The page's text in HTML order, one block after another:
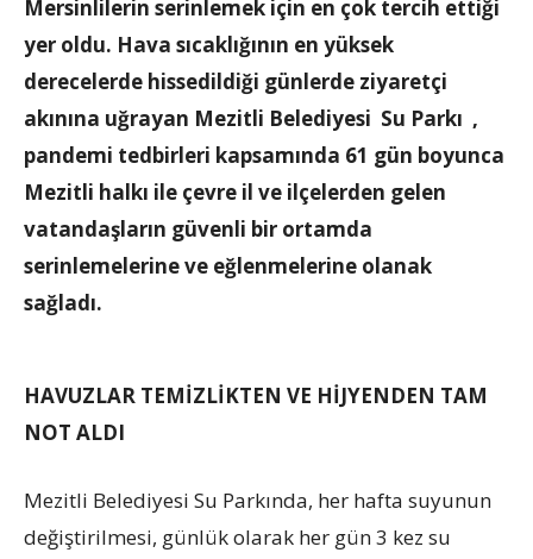
Mersinlilerin serinlemek için en çok tercih ettiği
yer oldu. Hava sıcaklığının en yüksek
derecelerde hissedildiği günlerde ziyaretçi
akınına uğrayan Mezitli Belediyesi Su Parkı ,
pandemi tedbirleri kapsamında 61 gün boyunca
Mezitli halkı ile çevre il ve ilçelerden gelen
vatandaşların güvenli bir ortamda
serinlemelerine ve eğlenmelerine olanak
sağladı.
HAVUZLAR TEMİZLİKTEN VE HİJYENDEN TAM
NOT ALDI
Mezitli Belediyesi Su Parkında, her hafta suyunun
değiştirilmesi, günlük olarak her gün 3 kez su